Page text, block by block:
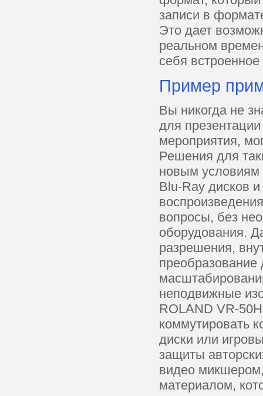
записи в
Это дает
реальном
себя
Пример
Вы никогда не
для
мероприятия,
Решения для
новым условиям
Blu-Ray дисков
вопросы, без
оборудования.
разрешения,
неподвижные
ROLAND VR-
коммутировать
диски или
защиты
видео
материалом,